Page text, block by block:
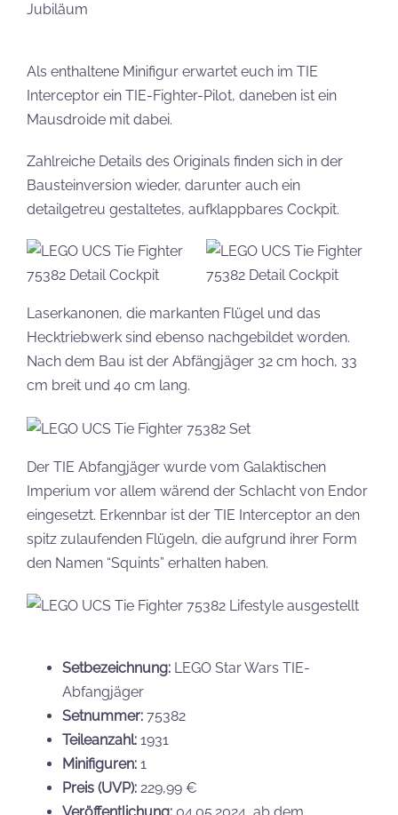
Als enthaltene Minifigur erwartet euch im TIE
Interceptor ein TIE-Fighter-Pilot, daneben ist ein
Mausdroide mit dabei.
Zahlreiche Details des Originals finden sich in der
Bausteinversion wieder, darunter auch ein
detailgetreu gestaltetes, aufklappbares Cockpit.
Laserkanonen, die markanten Flügel und das
Hecktriebwerk sind ebenso nachgebildet worden.
Nach dem Bau ist der Abfängjäger 32 cm hoch, 33
cm breit und 40 cm lang.
Der TIE Abfangjäger wurde vom Galaktischen
Imperium vor allem wärend der Schlacht von Endor
eingesetzt. Erkennbar ist der TIE Interceptor an den
spitz zulaufenden Flügeln, die aufgrund ihrer Form
den Namen “Squints” erhalten haben.
Setbezeichnung: LEGO Star Wars TIE-
Abfangjäger
Setnummer: 75382
Teileanzahl: 1931
Minifiguren: 1
Preis (UVP): 229,99 €